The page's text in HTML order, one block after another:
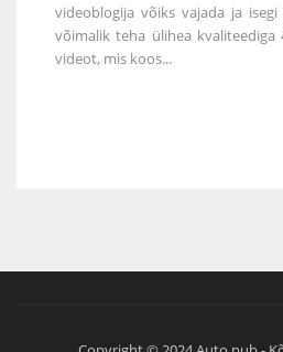
videoblogija võiks vajada ja
võimalik teha ülihea kvaliteediga
videot, mis koos...